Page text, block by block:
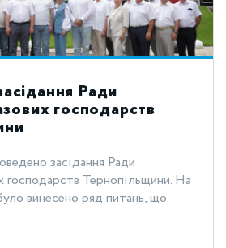
Ради
господарств
засідання Ради
господарств Тернопільщини. На
винесено ряд питань, що